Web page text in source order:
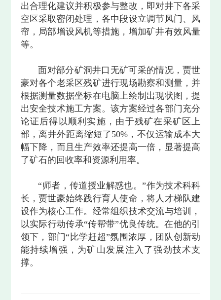
出合理化建议并积极参与整改，即对井下各采
空区采取密闭处理，各中段设立调节风门、风
帘，局部增设风机等措施，增加矿井有效风量
等。
面对部分矿洞井口无矿可采的情况，贾世
豪对各个老采区残矿进行现场勘察和测量，并
根据测量数据坐标在电脑上绘制出现状图，提
出安全技术施工方案。该方案经过各部门充分
论证后得以顺利实施，由于残矿在采矿区上
部，离井外距离缩短了50%，不仅运输成本大
幅下降，而且生产效率还提高一倍，显著提高
了矿石的回收率和资源利用率。
“师者，传道授业解惑也。”作为技术科科
长，贾世豪始终践行育人使命，将人才梯队建
设作为核心工作。经常组织技术交流与培训，
以实际行动传承“传帮带”优良传统。在他的引
领下，部门“比学赶超”氛围浓厚，团队创新动
能持续增强，为矿山发展注入了强劲技术支
撑。